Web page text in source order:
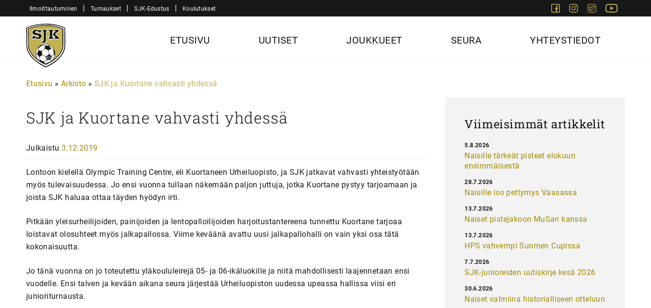
sisältöön
Ilmoittautuminen | Turnaukset | SJK-Edustus | Koulutukset FacebookInstagram
Twitter
Sjk-
Juniorit
ETUSIVU UUTISET JOUKKUEET SEURA YHTEYSTIEDOT
Etusivu » Arkisto » SJK ja Kuortane vahvasti yhdessä
SJK ja Kuortane vahvasti yhdessä
Julkaistu 3.12.2019
Lontoon kielellä Olympic Training Centre, eli Kuortaneen Urheiluopisto, ja SJK jatkavat vahvasti yhteistyötään
myös tulevaisuudessa. Jo ensi vuonna tullaan näkemään paljon juttuja, jotka Kuortane pystyy tarjoamaan ja
joista SJK haluaa ottaa täyden hyödyn irti.
Pitkään yleisurheilijoiden, painijoiden ja lentopalloilijoiden harjoitustantereena tunnettu Kuortane tarjoaa
loistavat olosuhteet myös jalkapallossa. Viime keväänä avattu uusi jalkapallohalli on vain yksi osa tätä
kokonaisuutta.
Jo tänä vuonna on jo toteutettu yläkoululeirejä 05- ja 06-ikäluokille ja niitä mahdollisesti laajennetaan ensi
vuodelle. Ensi talven ja kevään aikana seura järjestää Urheiluopiston uudessa upeassa hallissa viisi eri
junioriturnausta.
Viimeisimmät artikkelit
Naisille tärkeät pisteet elokuun
ensimmäisestä
5.8.2026
Naisille iso pettymys Vaasassa
28.7.2026
Naiset pistejakoon MuSan kanssa
13.7.2026
HPS vahvempi Suomen Cupissa
13.7.2026
SJK-junioreiden uutiskirje kesä 2026
7.7.2026
Naiset valmiina historialliseen otteluun
30.6.2026